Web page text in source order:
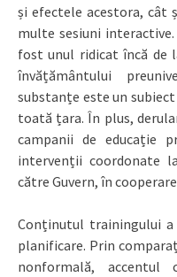
și efectele acestora, cât
multe sesiuni
fost unul ridicat încă de
învățământului
substanțe este un
toată țara. În plus,
campanii de educație
intervenții coordonate
către Guvern, în
Conținutul trainingului
planificare. Prin
nonformală, accentul